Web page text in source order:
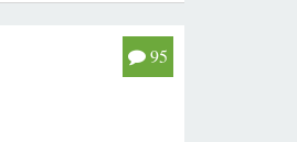
95